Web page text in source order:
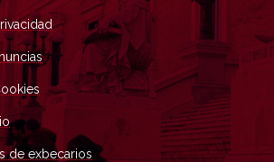
de exbecarios